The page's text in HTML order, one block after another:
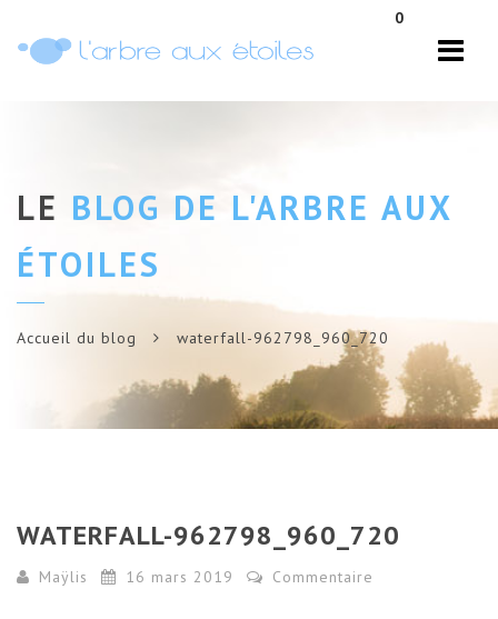
0
LE BLOG DE L'ARBRE AUX
ÉTOILES
Accueil du blog waterfall-962798_960_720
WATERFALL-962798_960_720
Maÿlis 16 mars 2019 Commentaire